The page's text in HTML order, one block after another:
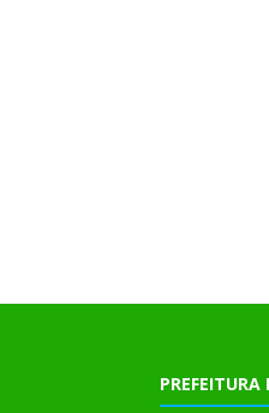
PREFEITURA